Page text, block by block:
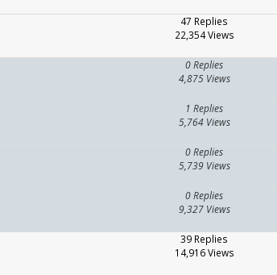
47 Replies
22,354 Views
0 Replies
4,875 Views
1 Replies
5,764 Views
0 Replies
5,739 Views
0 Replies
9,327 Views
39 Replies
14,916 Views